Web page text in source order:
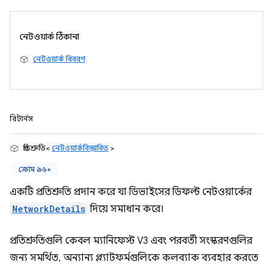
নেটওয়ার্ক ঠিকানা
নেটওয়ার্ক বিবরণ
রিটার্নস
প্রতিশ্রুতি< নেটওয়ার্কবিস্তারিত >
ক্রোম ৯৬+
একটি প্রতিশ্রুতি প্রদান করে যা ডিভাইসের ডিফল্ট নেটওয়ার্কের
NetworkDetails দিয়ে সমাধান করে।
প্রতিশ্রুতিগুলি কেবল ম্যানিফেস্ট V3 এবং পরবর্তী সংস্করণগুলির
জন্য সমর্থিত, অন্যান্য প্ল্যাটফর্মগুলিকে কলব্যাক ব্যবহার করতে